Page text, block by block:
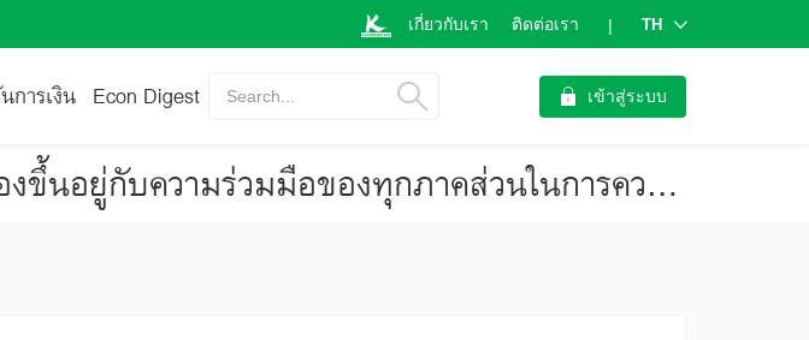
เกี่ยวกับเรา ติดต่อเรา | TH
การเงิน Econ Digest Search... เข้าสู่ระบบ
ทิศทางตลาดไทยเที่ยวไทยปี 2564 การฟื้นตัว…คงต้องขึ้นอยู่กับความร่วมมือของทุกภาคส่วนในการควบคุมโรคโควิด-19 (กระแสทรรศน์ ฉบับที่ 3180)